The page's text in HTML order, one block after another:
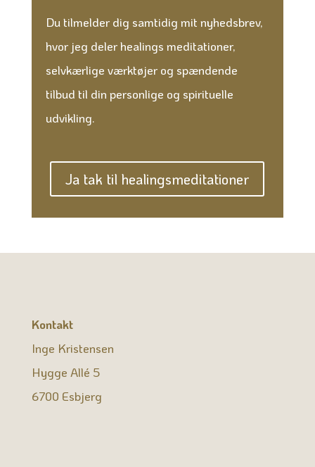
Du tilmelder dig samtidig mit nyhedsbrev,
hvor jeg deler healings meditationer,
selvkærlige værktøjer og spændende
tilbud til din personlige og spirituelle
udvikling.
Ja tak til healingsmeditationer
Kontakt
Inge Kristensen
Hygge Allé 5
6700 Esbjerg